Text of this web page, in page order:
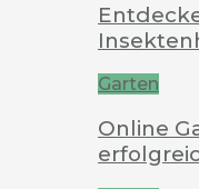
Garten
Online